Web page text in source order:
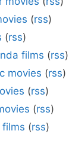
(rss)
(rss)
films (rss)
movies (rss)
(rss)
(rss)
films (rss)